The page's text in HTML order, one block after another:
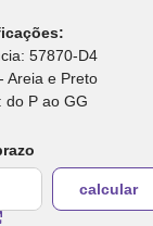
57870-D4
Areia e Preto
do P ao GG